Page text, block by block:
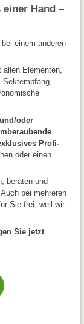
Hand –
einem anderen
Elementen,
Sektempfang,
oder
Profi-
oder einen
beraten und
bei mehreren
Sie frei, weil wir
Sie jetzt